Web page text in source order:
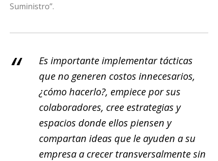
Suministro”.
Es importante implementar tácticas
que no generen costos innecesarios,
¿cómo hacerlo?, empiece por sus
colaboradores, cree estrategias y
espacios donde ellos piensen y
compartan ideas que le ayuden a su
empresa a crecer transversalmente sin